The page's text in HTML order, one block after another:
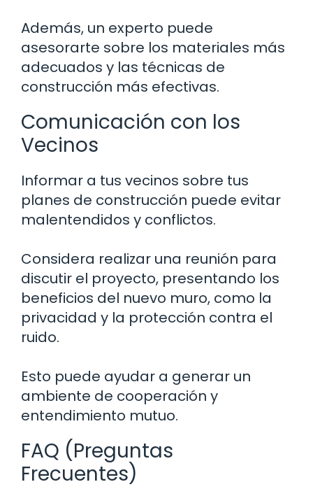
Además, un experto puede
asesorarte sobre los materiales más
adecuados y las técnicas de
construcción más efectivas.
Comunicación con los
Vecinos
Informar a tus vecinos sobre tus
planes de construcción puede evitar
malentendidos y conflictos.
Considera realizar una reunión para
discutir el proyecto, presentando los
beneficios del nuevo muro, como la
privacidad y la protección contra el
ruido.
Esto puede ayudar a generar un
ambiente de cooperación y
entendimiento mutuo.
FAQ (Preguntas
Frecuentes)